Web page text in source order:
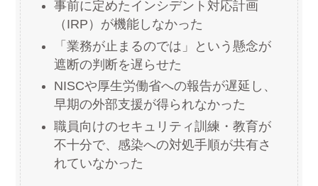
事前に定めたインシデント対応計画
（IRP）が機能しなかった
「業務が止まるのでは」という懸念が
遮断の判断を遅らせた
NISCや厚生労働省への報告が遅延し、
早期の外部支援が得られなかった
職員向けのセキュリティ訓練・教育が
不十分で、感染への対処手順が共有さ
れていなかった